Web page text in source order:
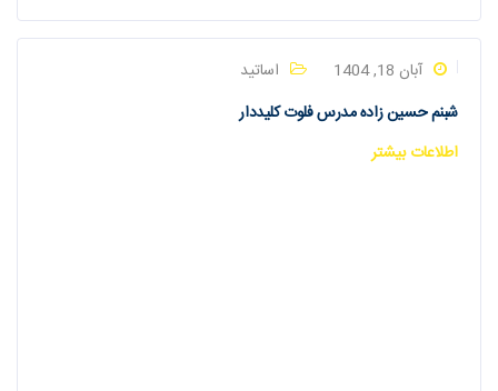
آبان 18, 1404
اساتید
شبنم حسین زاده مدرس فلوت کلیددار
اطلاعات بیشتر